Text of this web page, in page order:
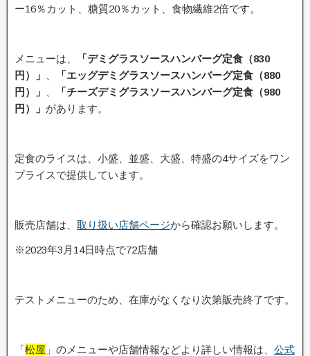
ー16％カット、糖質20％カット、食物繊維2倍です。
メニューは、
「デミグラスソースハンバーグ定食（830
円）」
「エッグデミグラスソースハンバーグ定食（880
円）」
「チーズデミグラスソースハンバーグ定食（980
円）」 があります。
定食のライスは、小盛、並盛、大盛、特盛の4サイズをワン
プライスで提供しています。
販売店舗は、 取り扱い店舗ページから確認お願いします。
※2023年3月14日時点で72店舗
テストメニューのため、在庫がなくなり次第販売終了です。
「松屋 」のメニューや店舗情報などより詳しい情報は、 公式